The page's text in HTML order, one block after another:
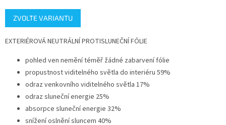
Měrná
cena:
ZVOLTE VARIANTU
EXTERIÉROVÁ NEUTRÁLNÍ PROTISLUNEČNÍ FÓLIE
pohled ven nemění téměř žádné zabarvení fólie
propustnost viditelného světla do interiéru 59%
odraz venkovního viditelného světla 17%
odraz sluneční energie 25%
absorpce sluneční energie 32%
snížení oslnění sluncem 40%